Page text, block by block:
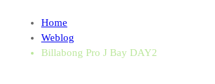
2026/7/28 御前崎方面 よれ入ったダ
7月28日
Home
Weblog
Billabong Pro J Bay DAY2